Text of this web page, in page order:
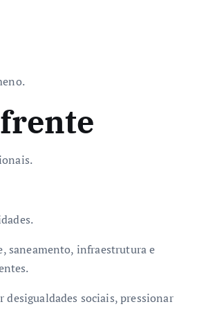
saneamento, infraestrutura e
sociais, pressionar